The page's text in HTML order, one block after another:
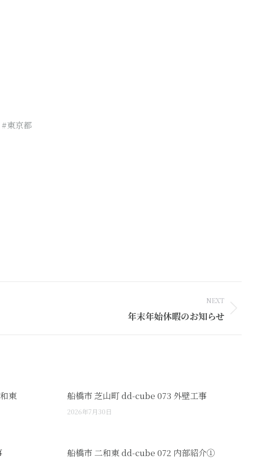
東京都
NEXT
年末年始休暇のお知らせ
東 船橋市 芝山町 dd-cube 073 外壁工事
2026年7月30日
船橋市 二和東 dd-cube 072 内部紹介①